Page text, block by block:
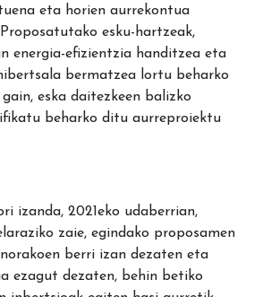
eta horien aurrekontua
esku-hartzeak,
energia-efizientzia handitzea eta
bermatzea lortu beharko
eska daitezkeen balizko
beharko ditu aurreproiektu
izanda, 2021eko udaberrian,
zaie, egindako proposamen
berri izan dezaten eta
ezagut dezaten, behin betiko